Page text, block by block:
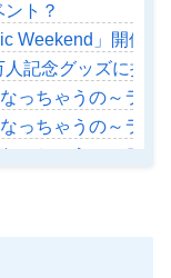
ト？
Weekend」開催
人記念グッズに折
っちゃうの～ラ
っちゃうの～ラ